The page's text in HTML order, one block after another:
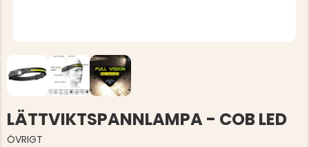
LÄTTVIKTSPANNLAMPA - COB LED
ÖVRIGT